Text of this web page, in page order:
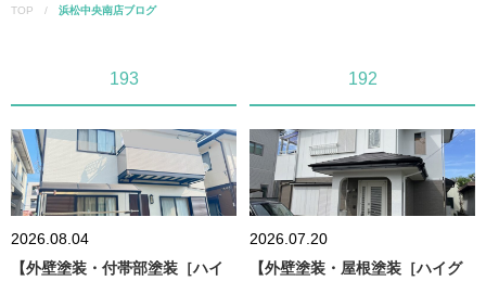
TOP / 浜松中央南店ブログ
193
2026.08.04
【外壁塗装・付帯部塗装［ハイ
192
2026.07.20
【外壁塗装・屋根塗装［ハイグ